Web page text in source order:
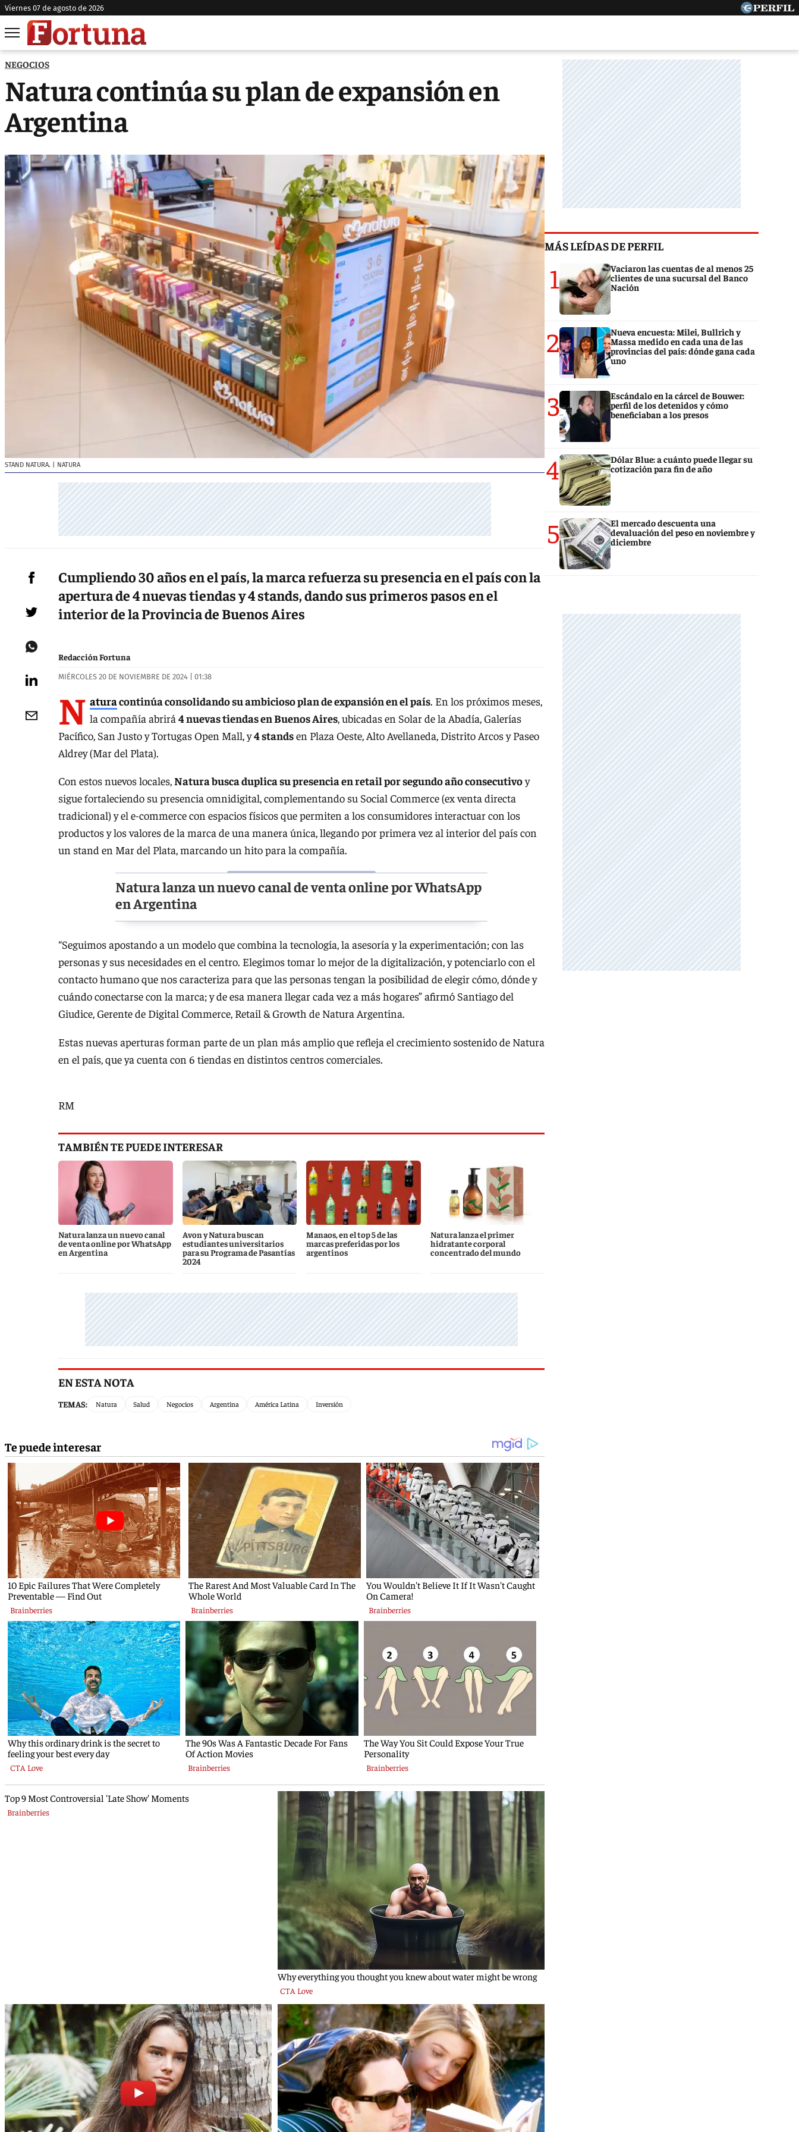
viernes 07 de agosto de 2026
NEGOCIOS
Natura continúa su plan de expansión en
Argentina
STAND NATURA. | NATURA
Cumpliendo 30 años en el país, la marca refuerza su presencia en el país con la
apertura de 4 nuevas tiendas y 4 stands, dando sus primeros pasos en el
interior de la Provincia de Buenos Aires
Redacción Fortuna
MIÉRCOLES 20 DE NOVIEMBRE DE 2024 | 01:38
N aturacontinúa consolidando su ambicioso plan de expansión en el país. En los próximos meses,
la compañía abrirá 4 nuevas tiendas en Buenos Aires, ubicadas en Solar de la Abadía, Galerías
Pacífico, San Justo y Tortugas Open Mall, y4 standsen Plaza Oeste, Alto Avellaneda, Distrito Arcos y Paseo
Aldrey (Mar del Plata).
Con estos nuevos locales, Natura busca duplica su presencia en retail por segundo año consecutivoy
sigue fortaleciendo su presencia omnidigital, complementando su Social Commerce (ex venta directa
tradicional) y el e-commerce con espacios físicos que permiten a los consumidores interactuar con los
productos y los valores de la marca de una manera única, llegando por primera vez al interior del país con
un stand en Mar del Plata, marcando un hito para la compañía.
Natura lanza un nuevo canal de venta online por WhatsApp
en Argentina
“Seguimos apostando a un modelo que combina la tecnología, la asesoría y la experimentación; con las
personas y sus necesidades en el centro. Elegimos tomar lo mejor de la digitalización, y potenciarlo con el
contacto humano que nos caracteriza para que las personas tengan la posibilidad de elegir cómo, dónde y
cuándo conectarse con la marca; y de esa manera llegar cada vez a más hogares” afirmó Santiago del
Giudice, Gerente de Digital Commerce, Retail & Growth de Natura Argentina.
Estas nuevas aperturas forman parte de un plan más amplio que refleja el crecimiento sostenido de Natura
en el país, que ya cuenta con 6 tiendas en distintos centros comerciales.
RM
TAMBIÉN TE PUEDE INTERESAR
Natura lanza un nuevo canal
de venta online por WhatsApp
en Argentina
Avon y Natura buscan
estudiantes universitarios
para su Programa de Pasantías
2024
Manaos, en el top 5 de las
marcas preferidas por los
argentinos
Natura lanza el primer
hidratante corporal
concentrado del mundo
EN ESTA NOTA
TEMAS: Natura Salud Negocios Argentina América Latina Inversión
MÁS LEÍDAS DE PERFIL
1
Vaciaron las cuentas de al menos 25
clientes de una sucursal del Banco
Nación
2
Nueva encuesta: Milei, Bullrich y
Massa medido en cada una de las
provincias del país: dónde gana cada
uno
3
Escándalo en la cárcel de Bouwer:
perfil de los detenidos y cómo
beneficiaban a los presos
4
Dólar Blue: a cuánto puede llegar su
cotización para fin de año
5
El mercado descuenta una
devaluación del peso en noviembre y
diciembre